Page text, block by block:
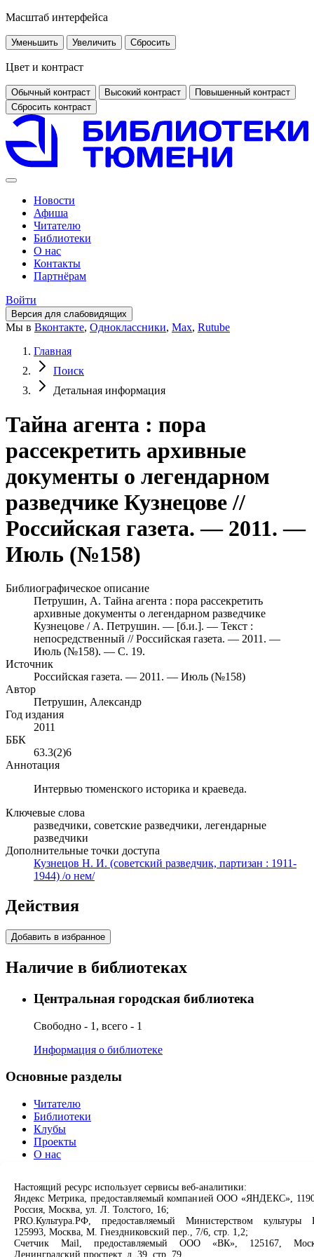
Масштаб интерфейса
Уменьшить Увеличить Сбросить
Цвет и контраст
Обычный контраст Высокий контраст
Повышенный контраст
Сбросить контраст
Новости
Афиша
Читателю
Библиотеки
О нас
Контакты
Партнёрам
Войти
Версия для слабовидящих
Мы в Вконтакте, Одноклассники, Max, Rutube
Главная
Поиск
Детальная информация
Тайна агента : пора
рассекретить архивные
документы о легендарном
разведчике Кузнецове //
Российская газета. — 2011. —
Июль (№158)
Библиографическое описание
Петрушин, А. Тайна агента : пора рассекретить
архивные документы о легендарном разведчике
Кузнецове / А. Петрушин. — [б.и.]. — Текст :
непосредственный // Российская газета. — 2011. —
Июль (№158). — С. 19.
Источник
Российская газета. — 2011. — Июль (№158)
Автор
Петрушин, Александр
Год издания
2011
ББК
63.3(2)6
Аннотация
Интервью тюменского историка и краеведа.
Ключевые слова
разведчики, советские разведчики, легендарные
разведчики
Дополнительные точки доступа
Кузнецов Н. И. (советский разведчик, партизан : 1911-
1944) /о нем/
Действия
Добавить в избранное
Наличие в библиотеках
Центральная городская библиотека
Свободно - 1, всего - 1
Информация о библиотеке
Основные разделы
Читателю
Библиотеки
Клубы
Проекты
О нас
Сервисы
Продлить книгу
Спроси библиотекаря
Спроси краеведа
Настоящий ресурс использует сервисы веб-аналитики:
Яндекс Метрика, предоставляемый компанией ООО «ЯНДЕКС»,
Россия, Москва, ул. Л. Толстого, 16;
PRO.Культура.РФ, предоставляемый Министерством культуры
125993, Москва, М. Гнездниковский пер., 7/6, стр. 1,2;
Счетчик Mail, предоставляемый ООО «ВК», 125167,
Ленинградский проспект, д. 39, стр. 79.